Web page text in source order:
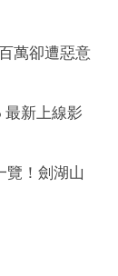
萬卻遭惡意
最新上線影
覽！劍湖山